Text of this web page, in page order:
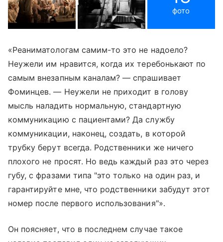
фото
«Реаниматологам самим-то это не надоело?
Неужели им нравится, когда их теребонькают по
самым внезапным каналам? — спрашивает
Фоминцев. — Неужели не приходит в голову
мысль наладить нормальную, стандартную
коммуникацию с пациентами? Да службу
коммуникации, наконец, создать, в которой
трубку берут всегда. Родственники же ничего
плохого не просят. Но ведь каждый раз это через
губу, с фразами типа "это только на один раз, и
гарантируйте мне, что родственники забудут этот
номер после первого использования"».
Он поясняет, что в последнем случае такое